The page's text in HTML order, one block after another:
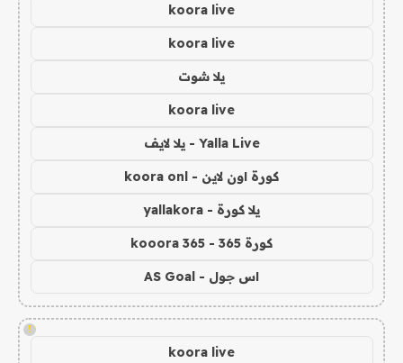
koora live
koora live
يلا شوت
koora live
Yalla Live - يلا لايف
كورة اون لاين - koora onl
يلا كورة - yallakora
كورة 365 - kooora 365
اس جول - AS Goal
!
koora live